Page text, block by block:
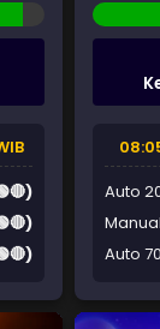
Auto
Auto 70